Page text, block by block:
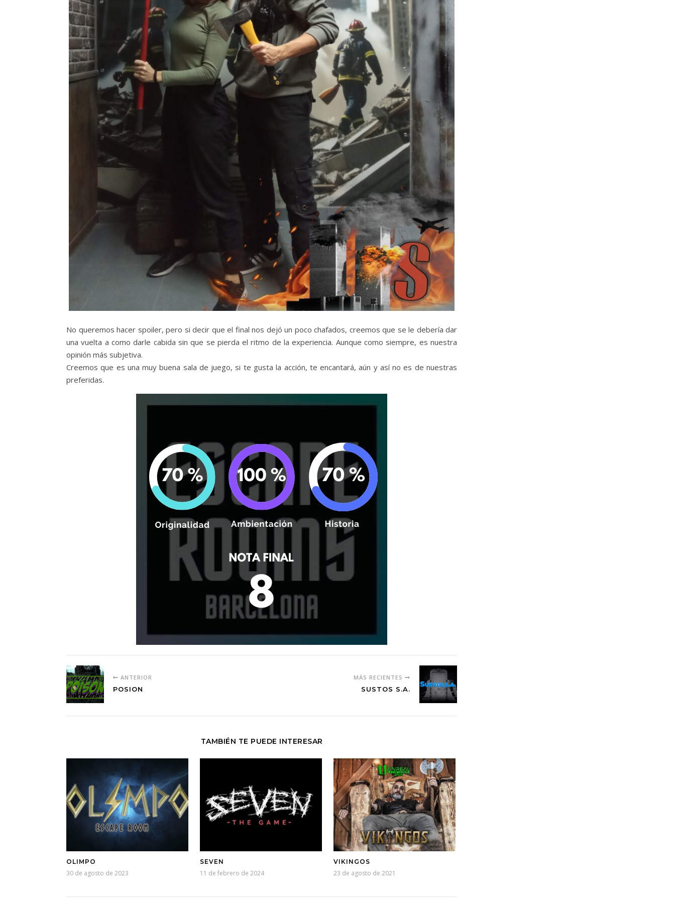
No queremos hacer spoiler, pero si decir que el final nos dejó un poco chafados, creemos que se le debería dar
una vuelta a como darle cabida sin que se pierda el ritmo de la experiencia. Aunque como siempre, es nuestra
opinión más subjetiva.
Creemos que es una muy buena sala de juego, si te gusta la acción, te encantará, aún y así no es de nuestras
preferidas.
ANTERIOR
POSION
MÁS RECIENTES
SUSTOS S.A.
TAMBIÉN TE PUEDE INTERESAR
OLIMPO
30 de agosto de 2023
SEVEN
11 de febrero de 2024
VIKINGOS
23 de agosto de 2021